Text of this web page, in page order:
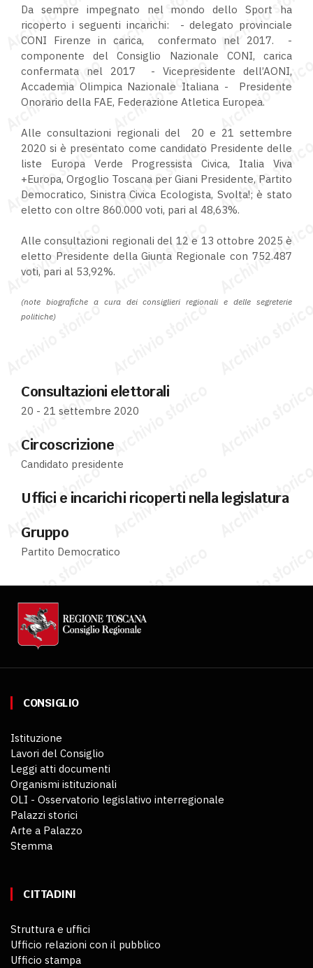
Da sempre impegnato nel mondo dello Sport ha
ricoperto i seguenti incarichi: - delegato provinciale
CONI Firenze in carica, confermato nel 2017. -
componente del Consiglio Nazionale CONI, carica
confermata nel 2017 - Vicepresidente dell’AONI,
Accademia Olimpica Nazionale Italiana - Presidente
Onorario della FAE, Federazione Atletica Europea.
Alle consultazioni regionali del 20 e 21 settembre
2020 si è presentato come candidato Presidente delle
liste Europa Verde Progressista Civica, Italia Viva
+Europa, Orgoglio Toscana per Giani Presidente, Partito
Democratico, Sinistra Civica Ecologista, Svolta!; è stato
eletto con oltre 860.000 voti, pari al 48,63%.
Alle consultazioni regionali del 12 e 13 ottobre 2025 è
eletto Presidente della Giunta Regionale con 752.487
voti, pari al 53,92%.
(note biografiche a cura dei consiglieri regionali e delle segreterie
politiche)
Consultazioni elettorali
20 - 21 settembre 2020
Circoscrizione
Candidato presidente
Uffici e incarichi ricoperti nella legislatura
Gruppo
Partito Democratico
CONSIGLIO
Istituzione
Lavori del Consiglio
Leggi atti documenti
Organismi istituzionali
OLI - Osservatorio legislativo interregionale
Palazzi storici
Arte a Palazzo
Stemma
CITTADINI
Struttura e uffici
Ufficio relazioni con il pubblico
Ufficio stampa